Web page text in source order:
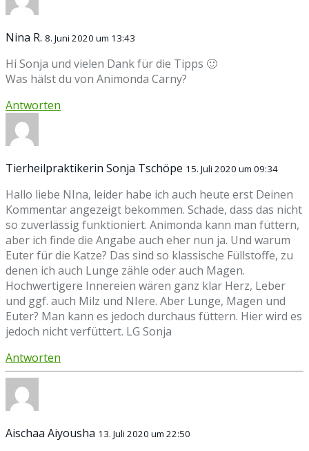
Nina R. 8. Juni 2020 um 13:43
Hi Sonja und vielen Dank für die Tipps 🙂
Was hälst du von Animonda Carny?
Antworten
Tierheilpraktikerin Sonja Tschöpe 15. Juli 2020 um 09:34
Hallo liebe NIna, leider habe ich auch heute erst Deinen
Kommentar angezeigt bekommen. Schade, dass das nicht
so zuverlässig funktioniert. Animonda kann man füttern,
aber ich finde die Angabe auch eher nun ja. Und warum
Euter für die Katze? Das sind so klassische Füllstoffe, zu
denen ich auch Lunge zähle oder auch Magen.
Hochwertigere Innereien wären ganz klar Herz, Leber
und ggf. auch Milz und NIere. Aber Lunge, Magen und
Euter? Man kann es jedoch durchaus füttern. Hier wird es
jedoch nicht verfüttert. LG Sonja
Antworten
Aischaa Aiyousha 13. Juli 2020 um 22:50